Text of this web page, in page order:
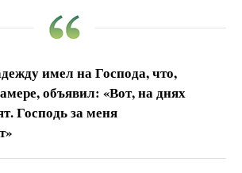
имел на Господа, что,
объявил: «Вот, на днях
Господь за меня